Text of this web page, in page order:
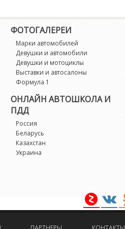
ФОТОГАЛЕРЕИ
Марки автомобилей
Девушки и автомобили
Девушки и мотоциклы
Выставки и автосалоны
Формула 1
ОНЛАЙН АВТОШКОЛА И
ПДД
Россия
Беларусь
Казахстан
Украина